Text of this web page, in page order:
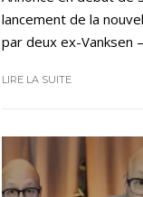
lancement de la
par deux ex-Vanksen –
LIRE LA SUITE